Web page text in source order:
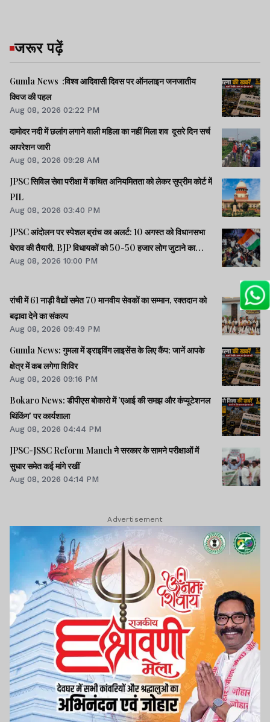
जरूर पढ़ें
Gumla News :विश्व आदिवासी दिवस पर ऑनलाइन जनजातीय
क्विज की पहल
Aug 08, 2026 02:22 PM
दामोदर नदी में छलांग लगाने वाली महिला का नहीं मिला शव दूसरे दिन सर्च
आपरेशन जारी
Aug 08, 2026 09:28 AM
JPSC सिविल सेवा परीक्षा में कथित अनियमितता को लेकर सुप्रीम कोर्ट में
PIL
Aug 08, 2026 03:40 PM
JPSC आंदोलन पर स्पेशल ब्रांच का अलर्ट: 10 अगस्त को विधानसभा
घेराव की तैयारी, BJP विधायकों को 50-50 हजार लोग जुटाने का
टास्क
Aug 08, 2026 10:00 PM
रांची में 61 नाड़ी वैद्यों समेत 70 मानवीय सेवकों का सम्मान, रक्तदान को
बढ़ावा देने का संकल्प
Aug 08, 2026 09:49 PM
Gumla News: गुमला में ड्राइविंग लाइसेंस के लिए कैंप: जानें आपके
क्षेत्र में कब लगेगा शिविर
Aug 08, 2026 09:16 PM
Bokaro News: डीपीएस बोकारो में 'एआई की समझ और कंप्यूटेशनल
थिंकिंग' पर कार्यशाला
Aug 08, 2026 04:44 PM
JPSC-JSSC Reform Manch ने सरकार के सामने परीक्षाओं में
सुधार समेत कई मांगे रखीं
Aug 08, 2026 04:14 PM
Advertisement